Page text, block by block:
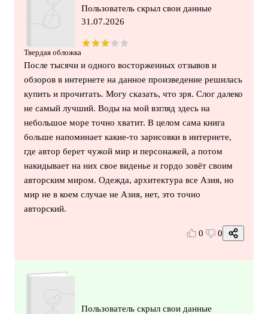
Твердая обложка
Пользователь скрыл свои данные
31.07.2026
После тысячи и одного восторженных отзывов и
обзоров в интернете на данное произведение решилась
купить и прочитать. Могу сказать, что зря. Слог далеко
не самый лучший. Воды на мой взгляд здесь на
небольшое море точно хватит. В целом сама книга
больше напоминает какие-то зарисовки в интернете,
где автор берет чужой мир и персонажей, а потом
накидывает на них свое виденье и гордо зовёт своим
авторским миром. Одежда, архитектура все Азия, но
мир не в коем случае не Азия, нет, это точно
авторский.
0 0
Пользователь скрыл свои данные